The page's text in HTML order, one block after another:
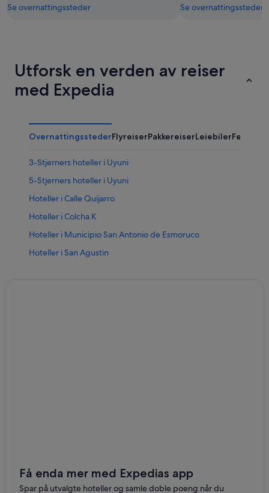
Se overnattingssteder Se overnattingssteder
Utforsk en verden av reiser
med Expedia
OvernattingsstederFlyreiserPakkereiserLeiebiler
3-Stjerners hoteller i Uyuni
5-Stjerners hoteller i Uyuni
Hoteller i Calle Quijarro
Hoteller i Colcha K
Hoteller i Municipio San Antonio de Esmoruco
Hoteller i San Agustin
Få enda mer med Expedias app
Spar på utvalgte hoteller og samle doble poeng når du